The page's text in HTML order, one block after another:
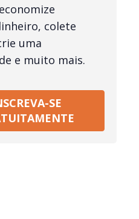
colete
uma
e muito mais.
SE